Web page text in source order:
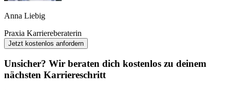
Anna Liebig
Praxia Karriereberaterin
Jetzt kostenlos anfordern
Unsicher? Wir beraten dich kostenlos zu deinem
nächsten Karriereschritt